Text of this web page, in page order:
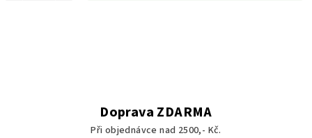
Doprava ZDARMA
Při objednávce nad 2500,- Kč.